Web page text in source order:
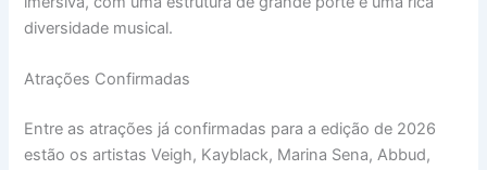
diversidade musical.
Atrações Confirmadas
Entre as atrações já confirmadas para a edição de 2026
estão os artistas Veigh, Kayblack, Marina Sena, Abbud,